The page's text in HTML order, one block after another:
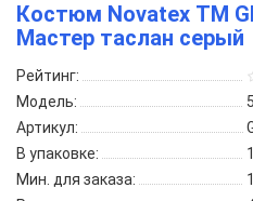
Костюм Novatex ТМ
Мастер таслан серый
Рейтинг:
Модель:
Артикул:
В упаковке:
1
Мин. для заказа:
1